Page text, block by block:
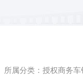
所属分类：授权商务